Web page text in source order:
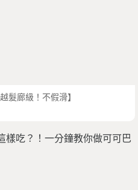
髮廊級！不假滑】